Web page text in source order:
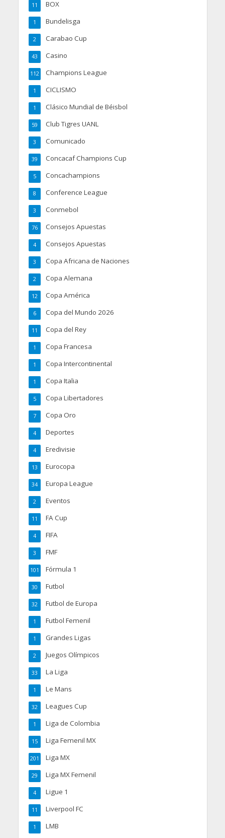
BOX
11
Bundelisga
1
Carabao Cup
2
Casino
43
Champions League
112
CICLISMO
1
Clásico Mundial de Béisbol
1
Club Tigres UANL
59
Comunicado
3
Concacaf Champions Cup
39
Concachampions
5
Conference League
8
Conmebol
3
Consejos Apuestas
76
Consejos Apuestas
4
Copa Africana de Naciones
3
Copa Alemana
2
Copa América
12
Copa del Mundo 2026
6
Copa del Rey
11
Copa Francesa
1
Copa Intercontinental
1
Copa Italia
1
Copa Libertadores
5
Copa Oro
7
Deportes
4
Eredivisie
4
Eurocopa
13
Europa League
34
Eventos
2
FA Cup
11
FIFA
4
FMF
3
Fórmula 1
101
Futbol
30
Futbol de Europa
32
Futbol Femenil
1
Grandes Ligas
1
Juegos Olímpicos
2
La Liga
33
Le Mans
1
Leagues Cup
32
Liga de Colombia
1
Liga Femenil MX
15
Liga MX
201
Liga MX Femenil
29
Ligue 1
4
Liverpool FC
11
LMB
1